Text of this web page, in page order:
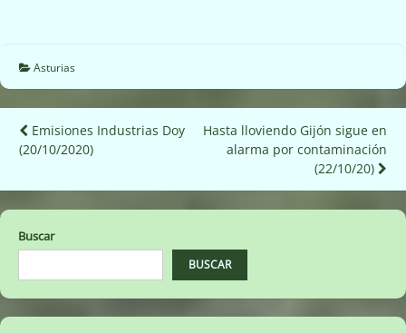
Asturias
Navegación
de
entradas
Emisiones Industrias Doy
(20/10/2020)
Hasta lloviendo Gijón sigue en
alarma por contaminación
(22/10/20)
Buscar
BUSCAR